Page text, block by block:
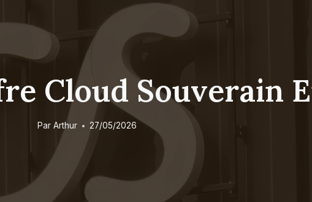
Cloud Souverain
Par Arthur 27/05/2026